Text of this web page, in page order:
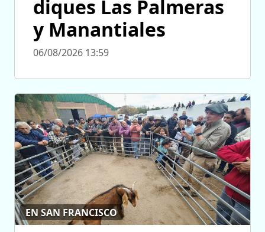
diques Las Palmeras
y Manantiales
06/08/2026 13:59
EN SAN FRANCISCO